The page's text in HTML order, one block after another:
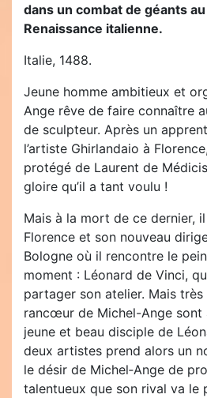
dans un combat de géants
Renaissance italienne.
Italie, 1488.
Jeune homme ambitieux et
Ange rêve de faire connaître
de sculpteur. Après un
l’artiste Ghirlandaio à
protégé de Laurent de
gloire qu’il a tant voulu !
Mais à la mort de ce dernier,
Florence et son nouveau
Bologne où il rencontre le
moment : Léonard de Vinci,
partager son atelier. Mais
rancœur de Michel-Ange sont
jeune et beau disciple de
deux artistes prend alors un
le désir de Michel‑Ange de
talentueux que son rival va le